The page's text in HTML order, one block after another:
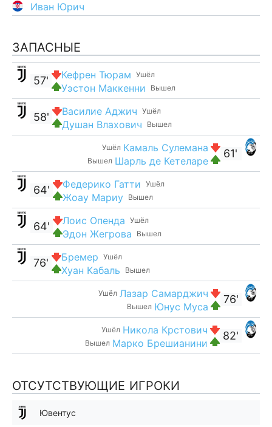
Иван Юрич
ЗАПАСНЫЕ
Ушёл
Кефрен Тюрам
Вышел
Уэстон Маккенни
57'
Ушёл
Василие Аджич
Вышел
Душан Влахович
58'
61'
Ушёл Камаль Сулемана
Вышел Шарль де Кетеларе
Ушёл
Федерико Гатти
Вышел
Жоау Мариу
64'
Ушёл
Лоис Опенда
Вышел
Эдон Жегрова
64'
Ушёл
Бремер
Вышел
Хуан Кабаль
76'
76'
Ушёл Лазар Самарджич
Вышел Юнус Муса
82'
Ушёл Никола Крстович
Вышел Марко Брешианини
ОТСУТСТВУЮЩИЕ ИГРОКИ
Ювентус